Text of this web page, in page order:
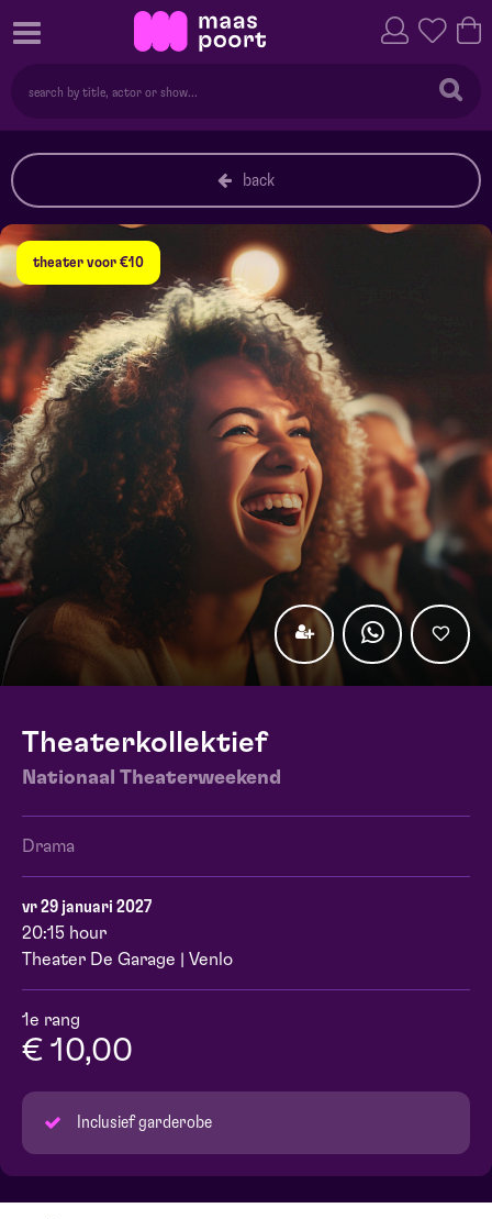
back
theater voor €10
Theaterkollektief
Nationaal Theaterweekend
Drama
vr 29 januari 2027
20:15 hour
Theater De Garage | Venlo
1e rang
€ 10,00
Inclusief garderobe